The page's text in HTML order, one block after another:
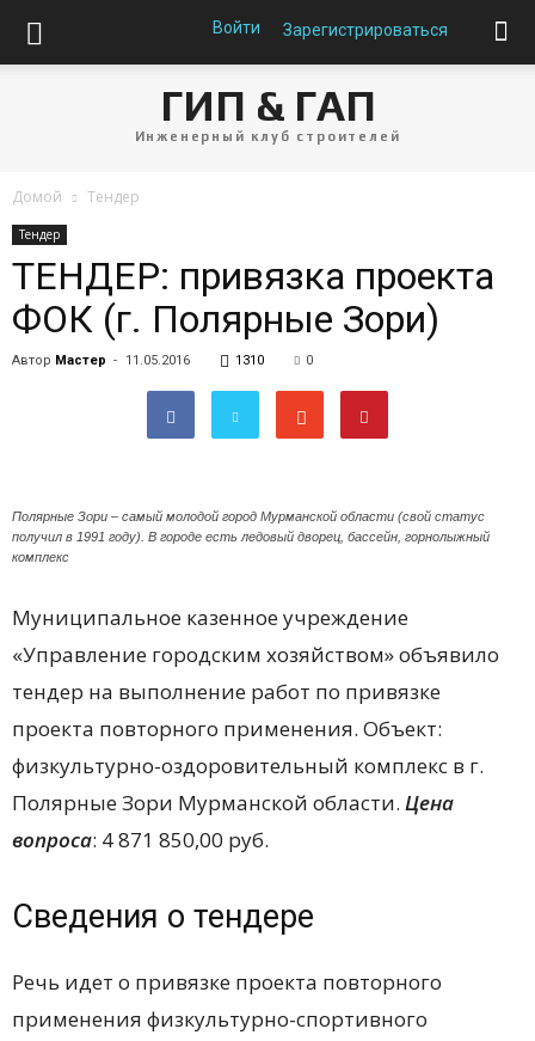
Войти Зарегистрироваться
ГИП & ГАП
Инженерный клуб строителей
Домой Тендер
Тендер
ТЕНДЕР: привязка проекта
ФОК (г. Полярные Зори)
Автор Мастер - 11.05.2016 1310 0
Полярные Зори – самый молодой город Мурманской области (свой статус
получил в 1991 году). В городе есть ледовый дворец, бассейн, горнолыжный
комплекс
Муниципальное казенное учреждение
«Управление городским хозяйством» объявило
тендер на выполнение работ по привязке
проекта повторного применения. Объект:
физкультурно-оздоровительный комплекс в г.
Полярные Зори Мурманской области. Цена
вопроса: 4871 850,00 руб.
Сведения о тендере
Речь идет о привязке проекта повторного
применения физкультурно-спортивного